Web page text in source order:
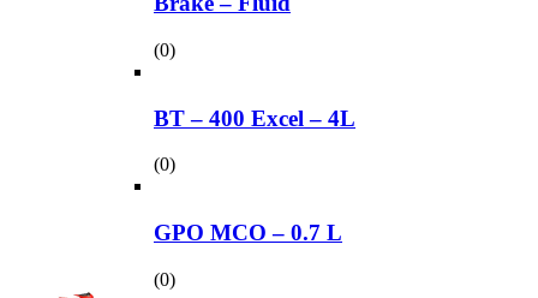
(0)
BT – 400 Excel – 4L
(0)
GPO MCO – 0.7 L
(0)